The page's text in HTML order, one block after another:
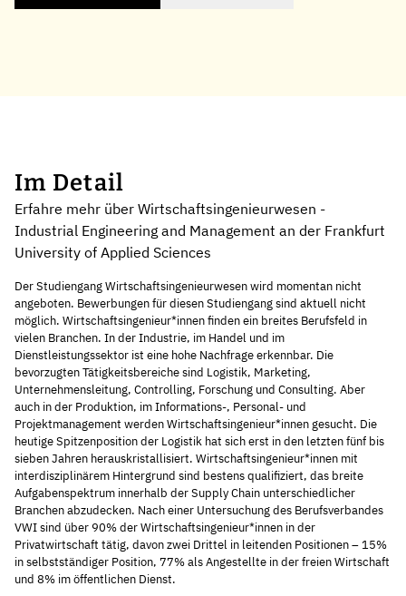
Im Detail
Erfahre mehr über Wirtschaftsingenieurwesen -
Industrial Engineering and Management an der Frankfurt
University of Applied Sciences
Der Studiengang Wirtschaftsingenieurwesen wird momentan nicht
angeboten. Bewerbungen für diesen Studiengang sind aktuell nicht
möglich. Wirtschaftsingenieur*innen finden ein breites Berufsfeld in
vielen Branchen. In der Industrie, im Handel und im
Dienstleistungssektor ist eine hohe Nachfrage erkennbar. Die
bevorzugten Tätigkeitsbereiche sind Logistik, Marketing,
Unternehmensleitung, Controlling, Forschung und Consulting. Aber
auch in der Produktion, im Informations-, Personal- und
Projektmanagement werden Wirtschaftsingenieur*innen gesucht. Die
heutige Spitzenposition der Logistik hat sich erst in den letzten fünf bis
sieben Jahren herauskristallisiert. Wirtschaftsingenieur*innen mit
interdisziplinärem Hintergrund sind bestens qualifiziert, das breite
Aufgabenspektrum innerhalb der Supply Chain unterschiedlicher
Branchen abzudecken. Nach einer Untersuchung des Berufsverbandes
VWI sind über 90% der Wirtschaftsingenieur*innen in der
Privatwirtschaft tätig, davon zwei Drittel in leitenden Positionen – 15%
in selbstständiger Position, 77% als Angestellte in der freien Wirtschaft
und 8% im öffentlichen Dienst.